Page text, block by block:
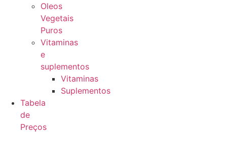
Oleos
Vegetais
Puros
Vitaminas
e
suplementos
Vitaminas
Suplementos
Tabela
de
Preços